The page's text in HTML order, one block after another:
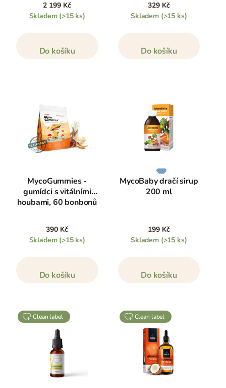
2 199 Kč
Skladem (>15 ks)
Do košíku
329 Kč
Skladem (>15 ks)
Do košíku
MycoGummies -
gumídci s vitálními
houbami, 60 bonbonů
390 Kč
Skladem (>15 ks)
Do košíku
MycoBaby dračí sirup
200 ml
199 Kč
Skladem (>15 ks)
Do košíku
clean label clean label